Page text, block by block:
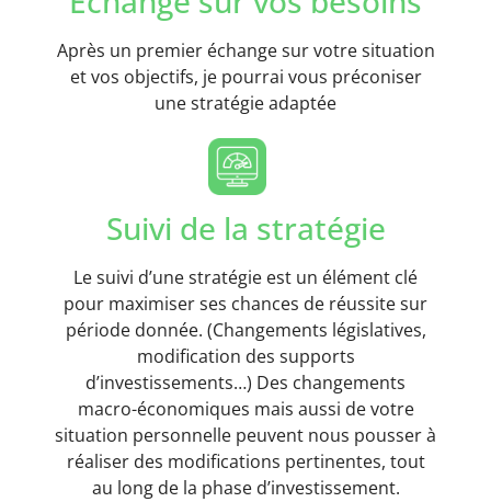
Après un premier échange sur votre situation
et vos objectifs, je pourrai vous préconiser
une stratégie adaptée
Suivi de la stratégie
Le suivi d’une stratégie est un élément clé
pour maximiser ses chances de réussite sur
période donnée. (Changements législatives,
modification des supports
d’investissements…) Des changements
macro-économiques mais aussi de votre
situation personnelle peuvent nous pousser à
réaliser des modifications pertinentes, tout
au long de la phase d’investissement.